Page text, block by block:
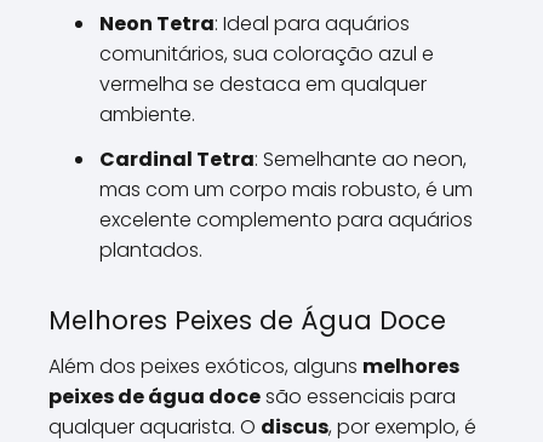
Neon Tetra: Ideal para aquários
comunitários, sua coloração azul e
vermelha se destaca em qualquer
ambiente.
Cardinal Tetra: Semelhante ao neon,
mas com um corpo mais robusto, é um
excelente complemento para aquários
plantados.
Melhores Peixes de Água Doce
Além dos peixes exóticos, alguns melhores
peixes de água docesão essenciais para
qualquer aquarista. O discus, por exemplo, é